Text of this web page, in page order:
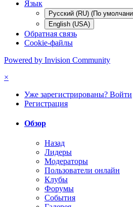
Язык
Русский (RU) (По
English (USA)
Обратная связь
Cookie-файлы
Powered by Invision Community
×
Уже зарегистрированы? Войти
Регистрация
Обзор
Назад
Лидеры
Модераторы
Пользователи онлайн
Клубы
Форумы
События